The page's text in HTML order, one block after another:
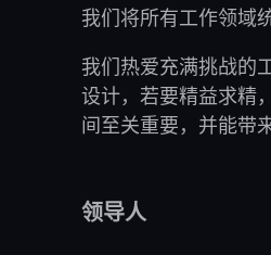
我们将所有工作领域
我们热爱充满挑战的
设计，若要精益求精
间至关重要，并能带
领导人